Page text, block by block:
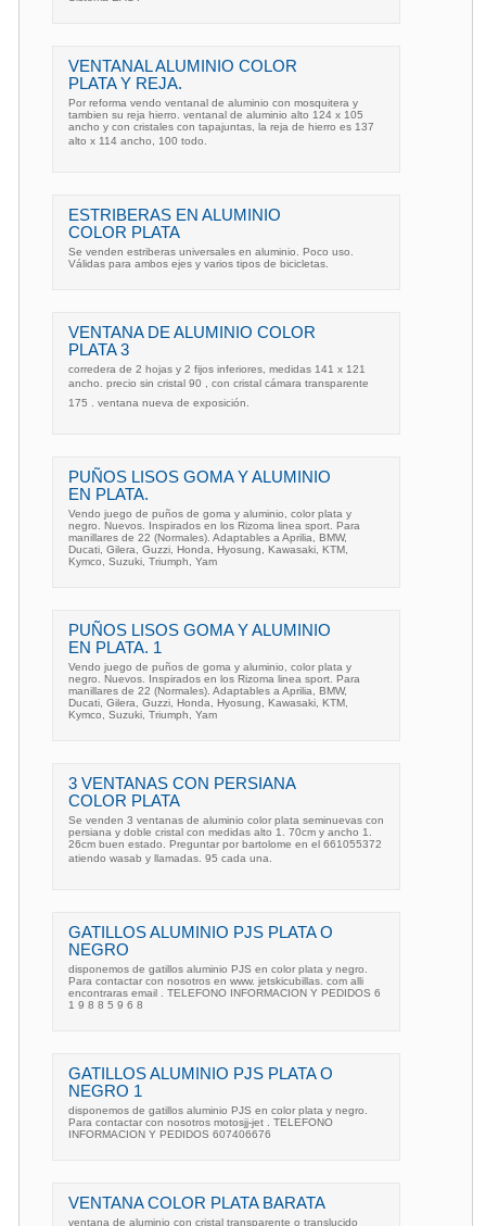
VENTANAL ALUMINIO COLOR
PLATA Y REJA.
Por reforma vendo ventanal de aluminio con mosquitera y
tambien su reja hierro. ventanal de aluminio alto 124 x 105
ancho y con cristales con tapajuntas, la reja de hierro es 137
alto x 114 ancho, 100 todo.
ESTRIBERAS EN ALUMINIO
COLOR PLATA
Se venden estriberas universales en aluminio. Poco uso.
Válidas para ambos ejes y varios tipos de bicicletas.
VENTANA DE ALUMINIO COLOR
PLATA 3
corredera de 2 hojas y 2 fijos inferiores, medidas 141 x 121
ancho. precio sin cristal 90 , con cristal cámara transparente
175 . ventana nueva de exposición.
PUÑOS LISOS GOMA Y ALUMINIO
EN PLATA.
Vendo juego de puños de goma y aluminio, color plata y
negro. Nuevos. Inspirados en los Rizoma linea sport. Para
manillares de 22 (Normales). Adaptables a Aprilia, BMW,
Ducati, Gilera, Guzzi, Honda, Hyosung, Kawasaki, KTM,
Kymco, Suzuki, Triumph, Yam
PUÑOS LISOS GOMA Y ALUMINIO
EN PLATA. 1
Vendo juego de puños de goma y aluminio, color plata y
negro. Nuevos. Inspirados en los Rizoma linea sport. Para
manillares de 22 (Normales). Adaptables a Aprilia, BMW,
Ducati, Gilera, Guzzi, Honda, Hyosung, Kawasaki, KTM,
Kymco, Suzuki, Triumph, Yam
3 VENTANAS CON PERSIANA
COLOR PLATA
Se venden 3 ventanas de aluminio color plata seminuevas con
persiana y doble cristal con medidas alto 1. 70cm y ancho 1.
26cm buen estado. Preguntar por bartolome en el 661055372
atiendo wasab y llamadas. 95 cada una.
GATILLOS ALUMINIO PJS PLATA O
NEGRO
disponemos de gatillos aluminio PJS en color plata y negro.
Para contactar con nosotros en www. jetskicubillas. com alli
encontraras email . TELEFONO INFORMACION Y PEDIDOS 6
1 9 8 8 5 9 6 8
GATILLOS ALUMINIO PJS PLATA O
NEGRO 1
disponemos de gatillos aluminio PJS en color plata y negro.
Para contactar con nosotros motosjj-jet . TELEFONO
INFORMACION Y PEDIDOS 607406676
VENTANA COLOR PLATA BARATA
ventana de aluminio con cristal transparente o translucido